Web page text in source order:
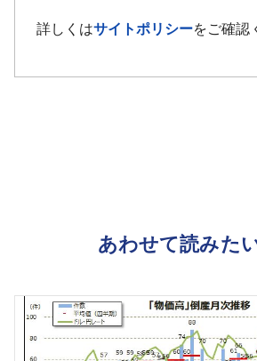
詳しくはサイトポリシーをご確認
あわせて読みた